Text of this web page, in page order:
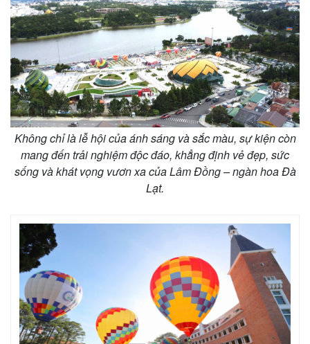
Không chỉ là lễ hội của ánh sáng và sắc màu, sự kiện còn
mang đến trải nghiệm độc đáo, khẳng định vẻ đẹp, sức
sống và khát vọng vươn xa của Lâm Đồng – ngàn hoa Đà
Lạt.